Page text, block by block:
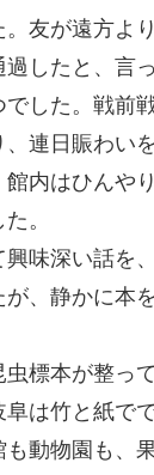
友が遠方よ
したと、言
した。戦前
連日賑わい
内はひんや
。
味深い話を
、静かに本
標本が整っ
は竹と紙で
動物園も、